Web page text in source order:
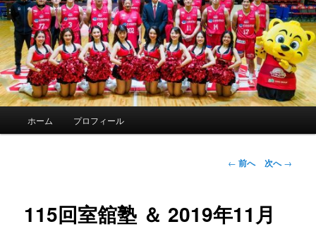
ホーム プロフィール
投
ビ
ゲ
← 前へ 次へ→
115回室舘塾 ＆ 2019年11月